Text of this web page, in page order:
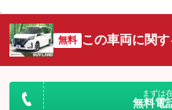
無料 この車両に関
まずは
無料電